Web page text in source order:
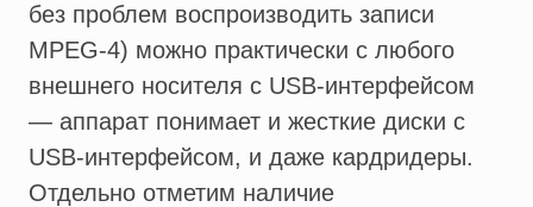
без проблем воспроизводить записи
MPEG-4) можно практически с любого
внешнего носителя с USB-интерфейсом
— аппарат понимает и жесткие диски с
USB-интерфейсом, и даже кардридеры.
Отдельно отметим наличие